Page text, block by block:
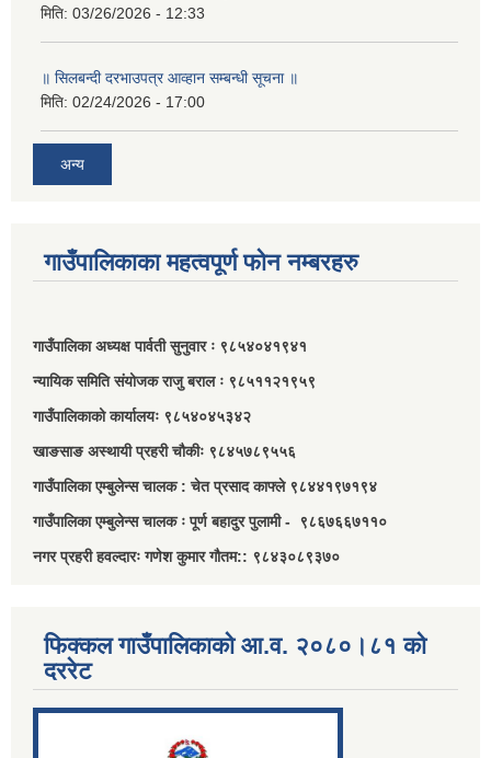
मिति: 03/26/2026 - 12:33
॥ सिलबन्दी दरभाउपत्र आव्हान सम्बन्धी सूचना ॥
मिति: 02/24/2026 - 17:00
अन्य
गाउँपालिकाका महत्वपूर्ण फोन नम्बरहरु
गाउँपालिका अध्यक्ष पार्वती सुनुवार ः ९८५४०४१९४१
न्यायिक समिति संयोजक राजु बराल ः ९८५११२१९५९
गाउँपालिकाको कार्यालयः ९८५४०४५३४२
खाङसाङ अस्थायी प्रहरी चौकीः ९८४५७८९५५६
गाउँपालिका एम्बुलेन्स चालक : चेत प्रसाद काफ्ले ९८४४१९७१९४
गाउँपालिका एम्बुलेन्स चालक ः पूर्ण बहादुर पुलामी - ९८६७६६७११०
नगर प्रहरी हवल्दारः गणेश कुमार गौतम:: ९८४३०८९३७०
फिक्कल गाउँपालिकाको आ.व. २०८०।८१ को
दररेट